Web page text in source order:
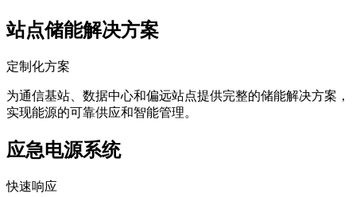
站点储能解决方案
定制化方案
为通信基站、数据中心和偏远站点提供完整的储能解决方案，
实现能源的可靠供应和智能管理。
应急电源系统
快速响应